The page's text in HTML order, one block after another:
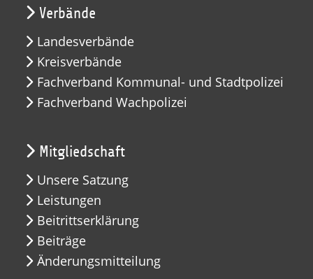
Verbände
Landesverbände
Kreisverbände
Fachverband Kommunal- und Stadtpolizei
Fachverband Wachpolizei
Mitgliedschaft
Unsere Satzung
Leistungen
Beitrittserklärung
Beiträge
Änderungsmitteilung